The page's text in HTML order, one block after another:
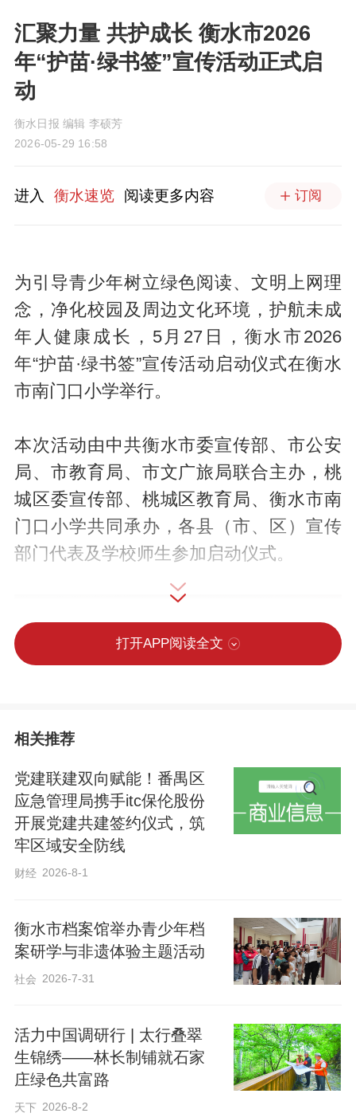
汇聚力量 共护成长 衡水市2026
年“护苗·绿书签”宣传活动正式启
动
衡水日报 编辑 李硕芳
2026-05-29 16:58
进入 衡水速览 阅读更多内容 订阅
为引导青少年树立绿色阅读、文明上网理
念，净化校园及周边文化环境，护航未成
年人健康成长，5月27日，衡水市2026
年“护苗·绿书签”宣传活动启动仪式在衡水
市南门口小学举行。
本次活动由中共衡水市委宣传部、市公安
局、市教育局、市文广旅局联合主办，桃
城区委宣传部、桃城区教育局、衡水市南
门口小学共同承办，各县（市、区）宣传
部门代表及学校师生参加启动仪式。
绕文明上网、预防网络沉迷作主题发言，
教育学生自觉抵制网络诱惑，科学合理使
用网络。市文化市场综合行政执法支队工
出版物进行科普讲解，帮助学生增强鉴别
能力与自我保护意识。市教育局负责同志
宣读全民阅读倡议书，号召全市各级各类
学校、广大教职工、全体家长及广大青少
打开APP阅读全文
相关推荐
党建联建双向赋能！番禺区
应急管理局携手itc保伦股份
开展党建共建签约仪式，筑
牢区域安全防线
财经 2026-8-1
衡水市档案馆举办青少年档
案研学与非遗体验主题活动
社会 2026-7-31
活力中国调研行 | 太行叠翠
生锦绣——林长制铺就石家
庄绿色共富路
天下 2026-8-2